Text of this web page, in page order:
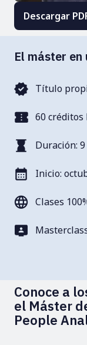
Descargar
El máster en
Título
60 créditos
Duración:
Inicio:
Clases
Conoce a
el Máster
People